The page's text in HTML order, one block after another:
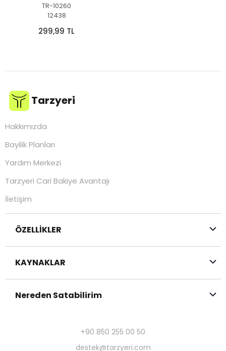
TR-10260
12438
299,99 TL
Tarzyeri
Hakkımızda
Bayilik Planları
Yardım Merkezi
Tarzyeri Cari Bakiye Avantajı
İletişim
ÖZELLİKLER
KAYNAKLAR
Nereden Satabilirim
+90 850 255 00 50
destek@tarzyeri.com